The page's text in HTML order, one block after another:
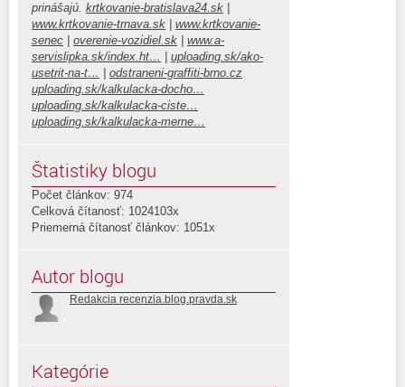
prinášajú. krtkovanie-bratislava24.sk
www.krtkovanie-trnava.sk
www.krtkovanie-
senec
overenie-vozidiel.sk
www.a-
servislipka.sk/index.ht…
uploading.sk/ako-
usetrit-na-t…
odstraneni-graffiti-brno.cz
uploading.sk/kalkulacka-docho…
uploading.sk/kalkulacka-ciste…
uploading.sk/kalkulacka-merne…
Štatistiky blogu
Počet článkov: 974
Celková čítanosť: 1024103x
Priemerná čítanosť článkov: 1051x
Autor blogu
Redakcia recenzia.blog.pravda.sk
Kategórie